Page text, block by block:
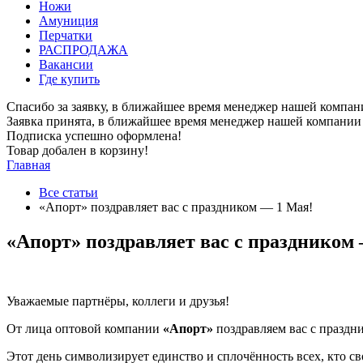
Ножи
Амуниция
Перчатки
РАСПРОДАЖА
Вакансии
Где купить
Спасибо за заявку, в ближайшее время менеджер нашей
Заявка принята, в ближайшее время менеджер нашей
Подписка успешно оформлена!
Товар добален в корзину!
Главная
Все статьи
«Апорт» поздравляет вас с праздником — 1 Мая!
«Апорт» поздравляет вас с
Уважаемые партнёры, коллеги и друзья!
От лица оптовой компании «Апорт» поздравляем вас с
Этот день символизирует единство и сплочённость всех,